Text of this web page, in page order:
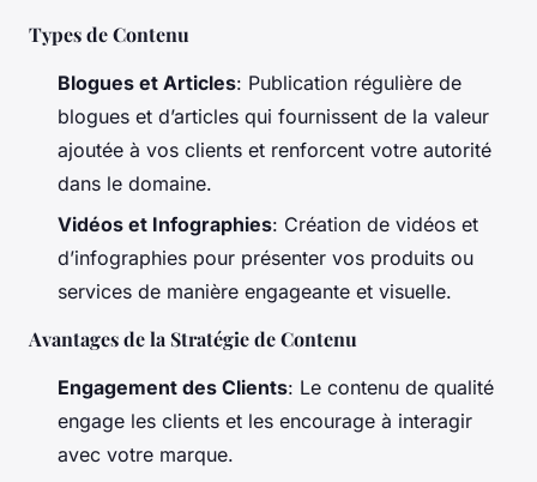
Types de Contenu
Blogues et Articles: Publication régulière de
blogues et d’articles qui fournissent de la valeur
ajoutée à vos clients et renforcent votre autorité
dans le domaine.
Vidéos et Infographies: Création de vidéos et
d’infographies pour présenter vos produits ou
services de manière engageante et visuelle.
Avantages de la Stratégie de Contenu
Engagement des Clients: Le contenu de qualité
engage les clients et les encourage à interagir
avec votre marque.